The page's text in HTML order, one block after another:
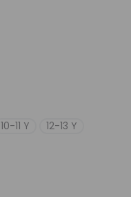
10-11 Y
12-13 Y